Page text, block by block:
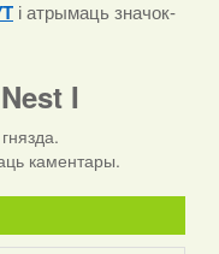
і атрымаць значок-
I
каментары.